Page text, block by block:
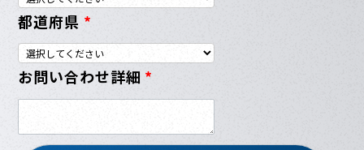
都道府県 *
お問い合わせ詳細 *